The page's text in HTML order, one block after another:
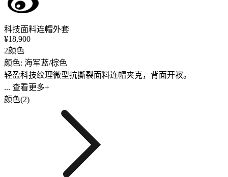
科技面料连帽外套
¥18,900
2颜色
颜色: 海军蓝/棕色
轻盈科技纹理微型抗撕裂面料连帽夹克，背面开衩。
... 查看更多+
颜色(2)